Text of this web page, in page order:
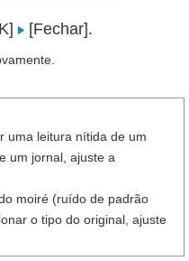
[Fechar].
uma leitura nítida de um
um jornal, ajuste a
moiré (ruído de padrão
o tipo do original, ajuste